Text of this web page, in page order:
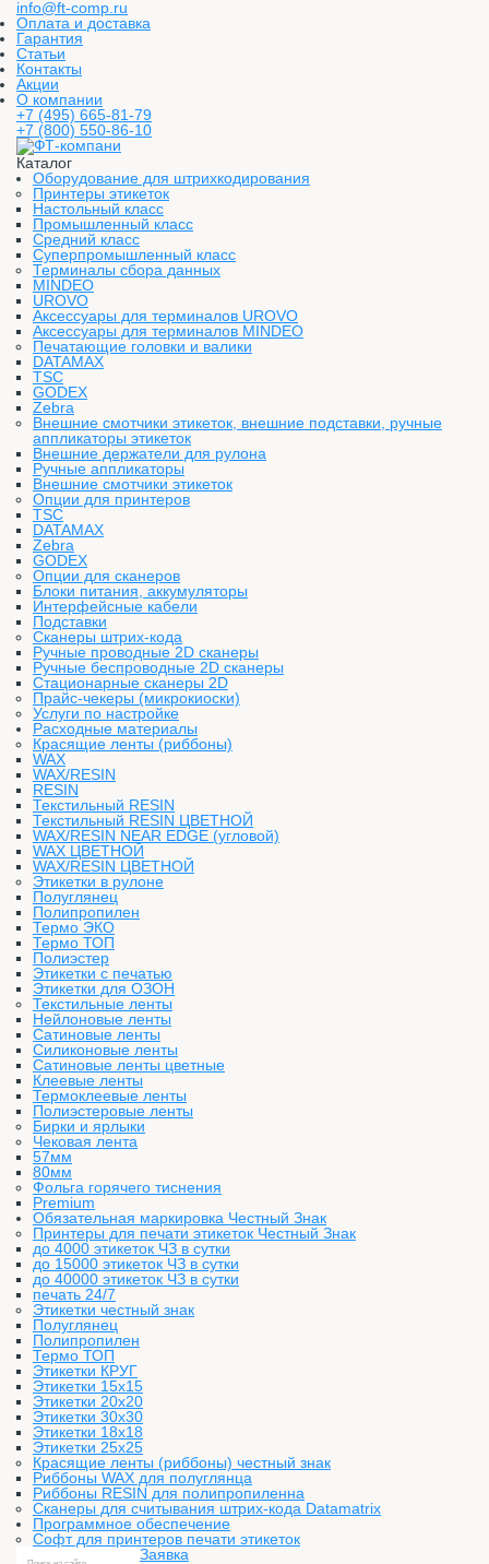
info@ft-comp.ru
Оплата и доставка
Гарантия
Статьи
Контакты
Акции
О компании
+7 (495) 665-81-79
+7 (800) 550-86-10
Каталог
Оборудование для штрихкодирования
Принтеры этикеток
Настольный класс
Промышленный класс
Средний класс
Суперпромышленный класс
Терминалы сбора данных
MINDEO
UROVO
Аксессуары для терминалов UROVO
Аксессуары для терминалов MINDEO
Печатающие головки и валики
DATAMAX
TSC
GODEX
Zebra
Внешние смотчики этикеток, внешние подставки, ручные
аппликаторы этикеток
Внешние держатели для рулона
Ручные аппликаторы
Внешние смотчики этикеток
Опции для принтеров
TSC
DATAMAX
Zebra
GODEX
Опции для сканеров
Блоки питания, аккумуляторы
Интерфейсные кабели
Подставки
Сканеры штрих-кода
Ручные проводные 2D сканеры
Ручные беспроводные 2D сканеры
Стационарные сканеры 2D
Прайс-чекеры (микрокиоски)
Услуги по настройке
Расходные материалы
Красящие ленты (риббоны)
WAX
WAX/RESIN
RESIN
Текстильный RESIN
Текстильный RESIN ЦВЕТНОЙ
WAX/RESIN NEAR EDGE (угловой)
WAX ЦВЕТНОЙ
WAX/RESIN ЦВЕТНОЙ
Этикетки в рулоне
Полуглянец
Полипропилен
Термо ЭКО
Термо ТОП
Полиэстер
Этикетки с печатью
Этикетки для ОЗОН
Текстильные ленты
Нейлоновые ленты
Сатиновые ленты
Силиконовые ленты
Сатиновые ленты цветные
Клеевые ленты
Термоклеевые ленты
Полиэстеровые ленты
Бирки и ярлыки
Чековая лента
57мм
80мм
Фольга горячего тиснения
Premium
Обязательная маркировка Честный Знак
Принтеры для печати этикеток Честный Знак
до 4000 этикеток ЧЗ в сутки
до 15000 этикеток ЧЗ в сутки
до 40000 этикеток ЧЗ в сутки
печать 24/7
Этикетки честный знак
Полуглянец
Полипропилен
Термо ТОП
Этикетки КРУГ
Этикетки 15х15
Этикетки 20х20
Этикетки 30х30
Этикетки 18х18
Этикетки 25х25
Красящие ленты (риббоны) честный знак
Риббоны WAX для полуглянца
Риббоны RESIN для полипропиленна
Сканеры для считывания штрих-кода Datamatrix
Программное обеспечение
Софт для принтеров печати этикеток
Заявка